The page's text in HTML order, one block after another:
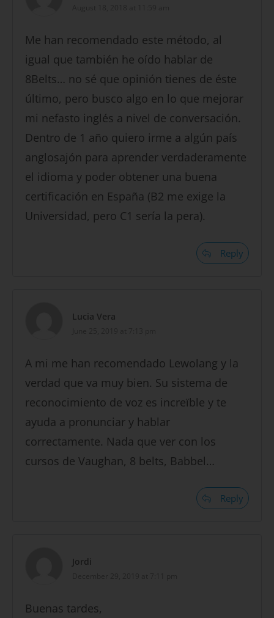
Me han recomendado este método, al
igual que también he oído hablar de
8Belts… no sé que opinión tienes de éste
último, pero busco algo en lo que mejorar
mi nefasto inglés a nivel de conversación.
Dentro de 1 año quiero irme a algún país
anglosajón para aprender verdaderamente
el idioma y poder obtener una buena
certificación en España (B2 me exige la
Universidad, pero C1 sería la pera).
Reply
Lucia Vera
A mi me han recomendado Lewolang y la
verdad que va muy bien. Su sistema de
reconocimiento de voz es increïble y te
ayuda a pronunciar y hablar
correctamente. Nada que ver con los
cursos de Vaughan, 8 belts, Babbel…
Reply
Jordi
Buenas tardes,